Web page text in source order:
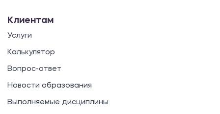
Клиентам
Услуги
Калькулятор
Вопрос-ответ
Новости образования
Выполняемые дисциплины